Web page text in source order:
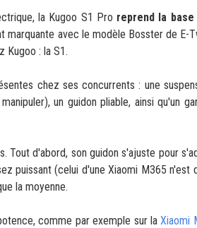
la Kugoo S1 Pro reprend la
marquante avec le modèle Bosster de E-
Kugoo : la S1.
chez ses concurrents : une
un guidon pliable, ainsi qu'un
Tout d'abord, son guidon s'ajuste pour
puissant (celui d'une Xiaomi M365 n'est
la moyenne.
comme par exemple sur laXiaomi